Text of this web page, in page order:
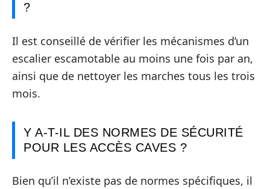
?
Il est conseillé de vérifier les mécanismes d’un
escalier escamotable au moins une fois par an,
ainsi que de nettoyer les marches tous les trois
mois.
Y A-T-IL DES NORMES DE SÉCURITÉ
POUR LES ACCÈS CAVES ?
Bien qu’il n’existe pas de normes spécifiques, il